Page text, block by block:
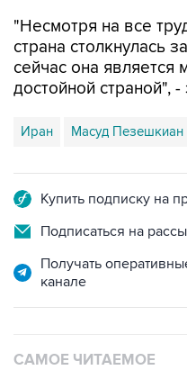
"Несмотря на все
страна столкнулась
сейчас она является
достойной страной",
Иран Масуд Пезешкиан
Купить подписку на
Подписаться на
Получать
канале
САМОЕ ЧИТАЕМОЕ